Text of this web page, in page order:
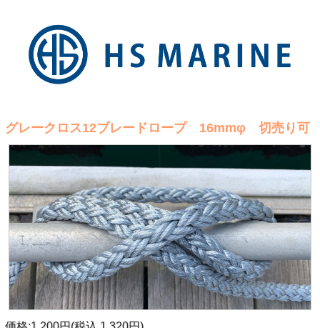
グレークロス12ブレードロープ 16mmφ 切売り可